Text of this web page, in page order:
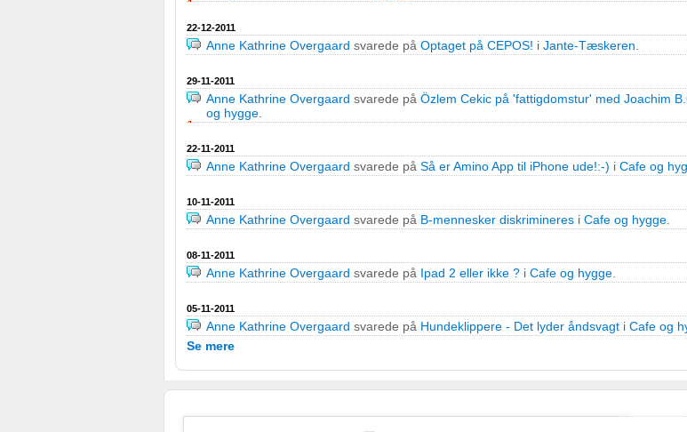
22-12-2011
Anne Kathrine Overgaard svarede på Optaget på CEPOS! i Jante-Tæskeren
29-11-2011
Anne Kathrine Overgaard svarede på Özlem Cekic på 'fattigdomstur' med Joachim
og hygge
22-11-2011
Anne Kathrine Overgaard svarede på Så er Amino App til iPhone ude!:-) i Cafe og
10-11-2011
Anne Kathrine Overgaard svarede på B-mennesker diskrimineres i Cafe og hygge
08-11-2011
Anne Kathrine Overgaard svarede på Ipad 2 eller ikke ? i Cafe og hygge
05-11-2011
Anne Kathrine Overgaard svarede på Hundeklippere - Det lyder åndsvagt i Cafe og
Se mere